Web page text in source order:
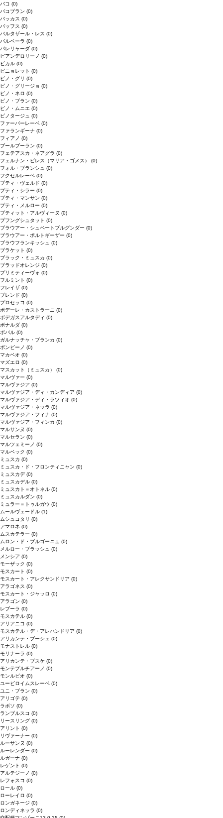
バコ (0)
バコブラン (0)
バッカス (0)
バッフス (0)
バルタザール・レス (0)
バルベーラ (0)
パレリャーダ (0)
ピアンデロリーノ (0)
ビカル (0)
ピニョレット (0)
ピノ・グリ (0)
ピノ・グリージョ (0)
ピノ・ネロ (0)
ピノ・ブラン (0)
ピノ・ムニエ (0)
ピノタージュ (0)
ファーバーレーベ (0)
ファランギーナ (0)
フィアノ (0)
ブールブーラン (0)
フェテアスカ・ネアグラ (0)
フェルナン・ピレス（マリア・ゴメス） (0)
フォル・ブランシュ (0)
フクセルレーベ (0)
プティ・ヴェルド (0)
プティ・シラー (0)
プティ・マンサン (0)
プティ・メルロー (0)
プティット・アルヴィーヌ (0)
プフングシュタット (0)
ブラウアー・シュペートブルグンダー (0)
ブラウアー・ポルトギーザー (0)
ブラウフランキッシュ (0)
ブラケット (0)
ブラック・ミュスカ (0)
ブラッドオレンジ (0)
プリミティーヴォ (0)
フルミント (0)
フレイザ (0)
ブレンド (0)
プロセッコ (0)
ポデーレ・カストラーニ (0)
ボデガスアルタディ (0)
ボナルダ (0)
ボバル (0)
ガルナッチャ・ブランカ (0)
ボンビーノ (0)
マカベオ (0)
マズエロ (0)
マスカット（ミュスカ） (0)
マルヴァー (0)
マルヴァジア (0)
マルヴァジア・ディ・カンディア (0)
マルヴァジア・ディ・ラツィオ (0)
マルヴァジア・ネッラ (0)
マルヴァジア・フィナ (0)
マルヴァジア・フィンカ (0)
マルサンヌ (0)
マルセラン (0)
マルツェミーノ (0)
マルベック (0)
ミュスカ (0)
ミュスカ・ド・フロンティニャン (0)
ミュスカデ(0)
ミュスカデル (0)
ミュスカト＝オトネル (0)
ミュスカルダン (0)
ミュラー＝トゥルガウ (0)
ムールヴェードル (1)
ムシュコタリ (0)
アマロネ (0)
ムスカテラー (0)
ムロン・ド・ブルゴーニュ (0)
メルロー・ブラッシュ (0)
メンシア (0)
モーザック (0)
モスカート (0)
モスカート・アレクサンドリア (0)
アラゴネス (0)
モスカート・ジャッロ (0)
アラゴン (0)
レブーラ (0)
モスカテル (0)
アリアニコ (0)
モスカテル・デ・アレハンドリア (0)
アリカンテ・ブーシェ (0)
モナストレル (0)
モリナーラ (0)
アリカンテ・ブスケ (0)
モンテプルチアーノ (0)
モンルビオ (0)
ユービロイムスレーベ (0)
ユニ・ブラン (0)
アリゴテ (0)
ラボソ (0)
ランブルスコ (0)
リースリング (0)
アリント (0)
リヴァーナー (0)
ルーサンヌ (0)
ルーレンダー (0)
ルガーナ (0)
レゲント (0)
アルテジーノ (0)
レフォスコ (0)
ロール (0)
ローレイロ (0)
ロンガネージ (0)
ロンディネッラ (0)